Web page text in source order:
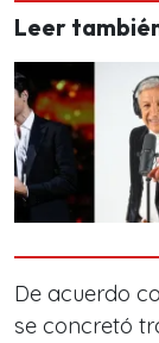
Leer
De acuerdo
se concretó